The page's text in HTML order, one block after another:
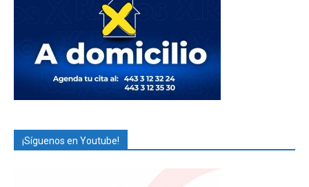
¡Síguenos en Youtube!